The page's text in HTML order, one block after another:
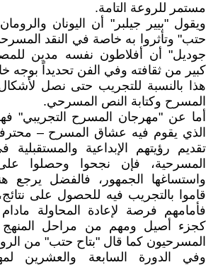
مستمر للروعة التامة.
ويقول "بيير جيلبر" أن اليونان
حتب" وتأثروا به خاصة في النقد
جوديل" أن أفلاطون نفسه مدين
كبير من ثقافته وفي الفن تحديداً بوجه
هذا بالنسبة للتجريب حتى نصل
المسرح وكتابة النص المسرحي.
أما عن "مهرجان المسرح التجريبي"
الذي يقوم فيه عشاق المسرح –
تقديم رؤيتهم الإبداعية والمستقبلية
المسرحية، فإن نجحوا وحصلوا
واستساغها الجمهور، فالفضل يرجع
قاموا بالتجريب فيه للحصول على
فأمامهم فرصة لإعادة المحاولة
كجزء أصيل ومهم من مراحل المنهج
المسرحيون كما قال "بتاح حتب" من
وفي الدورة السابعة والعشرين